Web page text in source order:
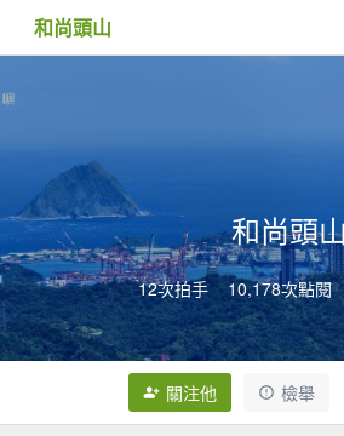
和尚頭山
和尚頭
12次拍手 10,178次點閱
關注他 檢舉